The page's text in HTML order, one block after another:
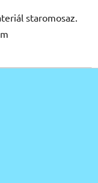
staromosaz.